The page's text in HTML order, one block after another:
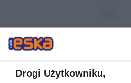
Drogi Użytkowniku,